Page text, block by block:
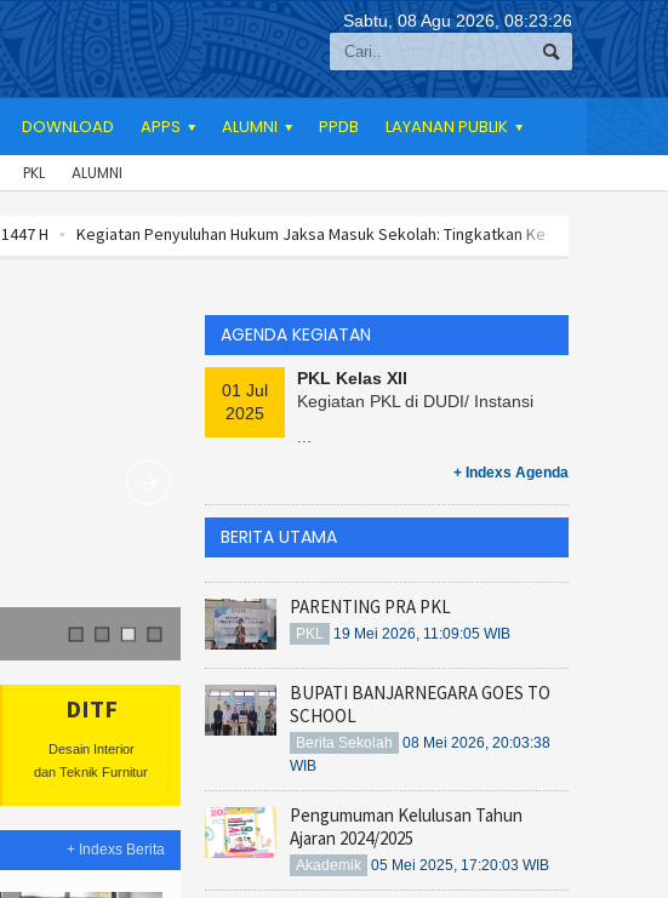
Sabtu, 08 Agu 2026, 08:23:26
DOWNLOAD APPS ALUMNI PPDB LAYANAN PUBLIK
PKL ALUMNI
Kegiatan Penyuluhan Hukum Jaksa Masuk Sekolah: Tingkatkan Kesadaran Hukum Murid SMK
SMK Negeri 1 Susukan Peringati Maulid Na,..
DITF
Desain Interior
dan Teknik Furnitur
+ Indexs Berita
AGENDA KEGIATAN
01 Jul
2025
PKL Kelas XII
Kegiatan PKL di DUDI/ Instansi
+ Indexs Agenda
BERITA UTAMA
PARENTING PRA PKL
PKL 19 Mei 2026, 11:09:05 WIB
BUPATI BANJARNEGARA GOES TO
SCHOOL
Berita Sekolah
08 Mei 2026, 20:03:38
WIB
Pengumuman Kelulusan Tahun
Ajaran 2024/2025
Akademik 05 Mei 2025, 17:20:03 WIB